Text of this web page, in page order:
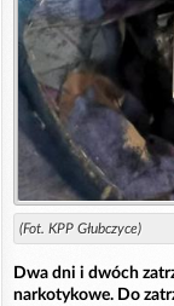
(Fot. KPP Głubczyce)
Dwa dni i dwóch
narkotykowe. Do